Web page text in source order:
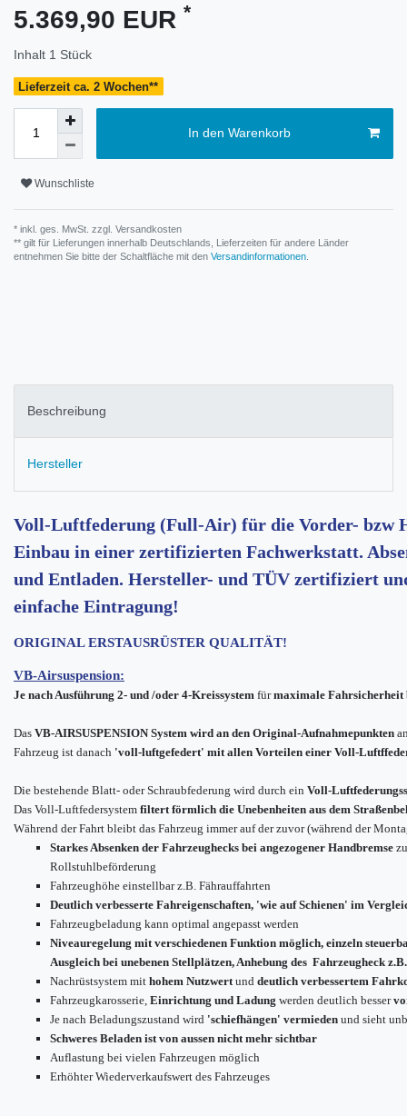
5.369,90 EUR *
Inhalt 1 Stück
Lieferzeit ca. 2 Wochen**
In den Warenkorb
Wunschliste
* inkl. ges. MwSt. zzgl. Versandkosten
** gilt für Lieferungen innerhalb Deutschlands, Lieferzeiten für andere Länder
entnehmen Sie bitte der Schaltfläche mit den Versandinformationen
Beschreibung
Hersteller
Voll-Luftfederung (Full-Air) für die Vorder- bzw
Einbau in einer zertifizierten Fachwerkstatt.
und Entladen. Hersteller- und TÜV zertifiziert
einfache Eintragung!
ORIGINAL ERSTAUSRÜSTER QUALITÄT!
VB-Airsuspension:
Je nach Ausführung 2- und /oder 4-Kreissystem fürmaximale Fahrsicherheit
Das VB-AIRSUSPENSION System wird an den Original-Aufnahmepunkten
Fahrzeug ist danach 'voll-luftgefedert' mit allen Vorteilen einer Voll-
Die bestehende Blatt- oder Schraubfederung wird durch ein Voll-
Das Voll-Luftfedersystem filtert förmlich die Unebenheiten aus dem
Während der Fahrt bleibt das Fahrzeug immer auf der zuvor (während der
Starkes Absenken der Fahrzeughecks bei angezogener Handbremse
Rollstuhlbeförderung
Fahrzeughöhe einstellbar z.B. Fährauffahrten
Deutlich verbesserte Fahreigenschaften, 'wie auf Schienen' im
Fahrzeugbeladung kann optimal angepasst werden
Niveauregelung mit verschiedenen Funktion möglich, einzeln
Ausgleich bei unebenen Stellplätzen, Anhebung des Fahrzeugheck
Nachrüstsystem mit hohem Nutzwert und deutlich verbessertem
Fahrzeugkarosserie, Einrichtung und Ladung werden deutlich besser
Je nach Beladungszustand wird 'schiefhängen' vermieden und sieht
Schweres Beladen ist von aussen nicht mehr sichtbar
Auflastung bei vielen Fahrzeugen möglich
Erhöhter Wiederverkaufswert des Fahrzeuges